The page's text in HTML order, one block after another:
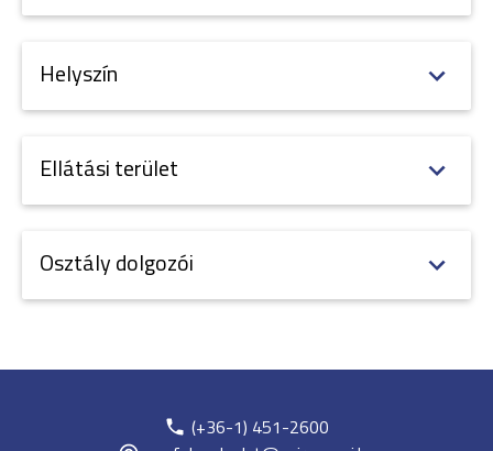
Helyszín
Ellátási terület
Osztály dolgozói
(+36-1) 451-2600